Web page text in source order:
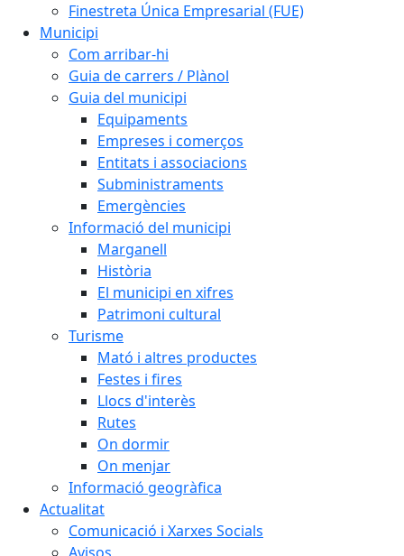
Finestreta Única Empresarial (FUE)
Municipi
Com arribar-hi
Guia de carrers / Plànol
Guia del municipi
Equipaments
Empreses i comerços
Entitats i associacions
Subministraments
Emergències
Informació del municipi
Marganell
Història
El municipi en xifres
Patrimoni cultural
Turisme
Mató i altres productes
Festes i fires
Llocs d'interès
Rutes
On dormir
On menjar
Informació geogràfica
Actualitat
Comunicació i Xarxes Socials